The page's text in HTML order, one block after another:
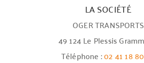
LA SOCIÉTÉ
OGER TRANSPORTS
49 124 Le Plessis
Téléphone :02 41 18